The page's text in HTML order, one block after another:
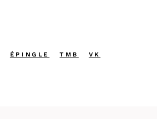
ÉPINGLE TMB VK